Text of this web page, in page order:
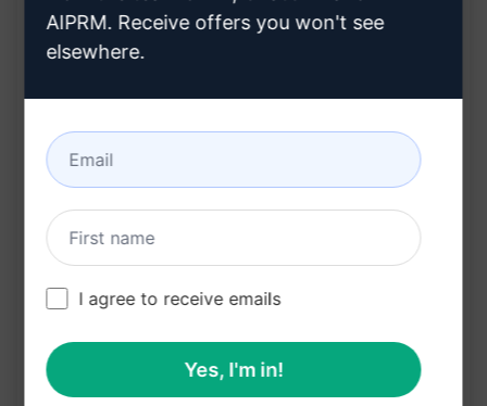
Képes gyorsan és hatékonyan szűrni a
vendégposztok könnyebb és gyorsabb
megtalálásában
Előnyök:
A ChatGPT4 segítségével időt és energiát
Az eszköz segít maximalizálni a hatékonyságot
és eredményességet a vendégposztok
AIPRM. Receive offers you won't see
elsewhere.
I agree to receive emails
Yes, I'm in!